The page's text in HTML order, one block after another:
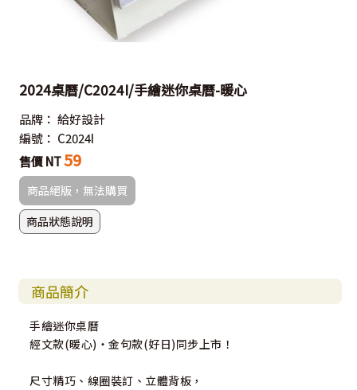
2024桌曆/C2024I/手繪迷你桌曆-暖心
品牌： 給好設計
編號： C2024I
售價 NT59
商品絕版，無法購買
商品狀態說明
商品簡介
手繪迷你桌曆
經文款(暖心)・金句款(好日)同步上市！
尺寸精巧、線圈裝訂、立體背板，